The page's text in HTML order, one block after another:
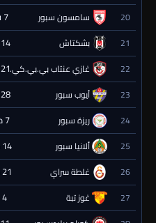
20 سامسون سبور 7 فبراير 2027 - 19:00
21 بشكتاش 14 فبراير 2027 - 19:00
22 غازي عنتاب بي.بي.كي.21 فبراير 2027 - 19:00
23 أيوب سبور 28 فبراير 2027 - 19:00
24 ريزة سبور 7 مارس 2027 - 19:00
25 ألانيا سبور 14 مارس 2027 - 19:00
26 غلطة سراي 21 مارس 2027 - 19:00
27 غوز تبة 4 أبريل 2027 - 19:00